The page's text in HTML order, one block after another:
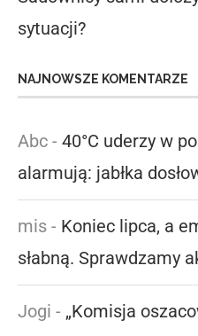
sytuacji?
NAJNOWSZE KOMENTARZE
Abc - 40°C uderzy w
alarmują: jabłka
mis - Koniec lipca, a
słabną. Sprawdzamy
Jogi - „Komisja